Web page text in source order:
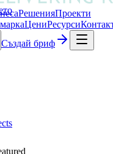
РешенияПроекти
ЦениРесурси
Създай бриф